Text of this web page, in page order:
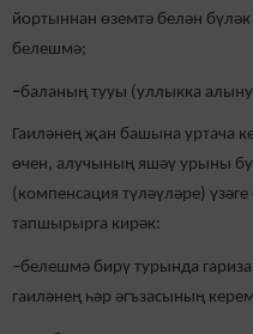
йортыннан өземтә белән
белешмә;
–баланың тууы (уллыкка
Гаиләнең җан башына уртача
өчен, алучының яшәү урыны
(компенсация түләүләре)
тапшырырга кирәк:
–белешмә бирү турында гариза
гаиләнең һәр әгъзасының